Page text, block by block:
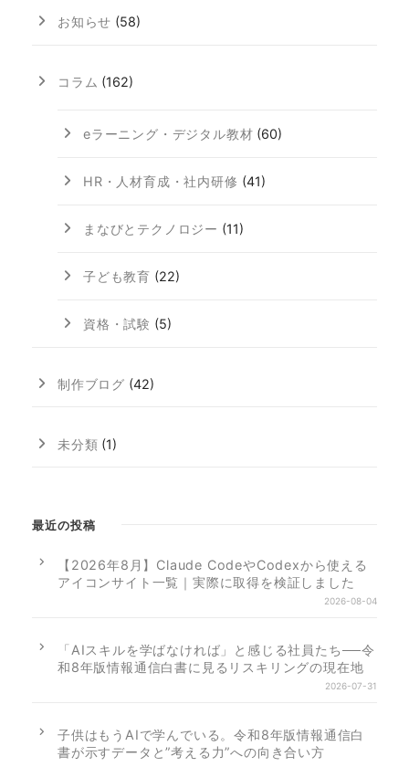
お知らせ (58)
コラム (162)
eラーニング・デジタル教材 (60)
HR・人材育成・社内研修 (41)
まなびとテクノロジー (11)
子ども教育 (22)
資格・試験 (5)
制作ブログ (42)
未分類 (1)
最近の投稿
【2026年8月】Claude CodeやCodexから使える
アイコンサイト一覧｜実際に取得を検証しました
2026-08-04
「AIスキルを学ばなければ」と感じる社員たち──令
和8年版情報通信白書に見るリスキリングの現在地
2026-07-31
子供はもうAIで学んでいる。令和8年版情報通信白
書が示すデータと”考える力”への向き合い方